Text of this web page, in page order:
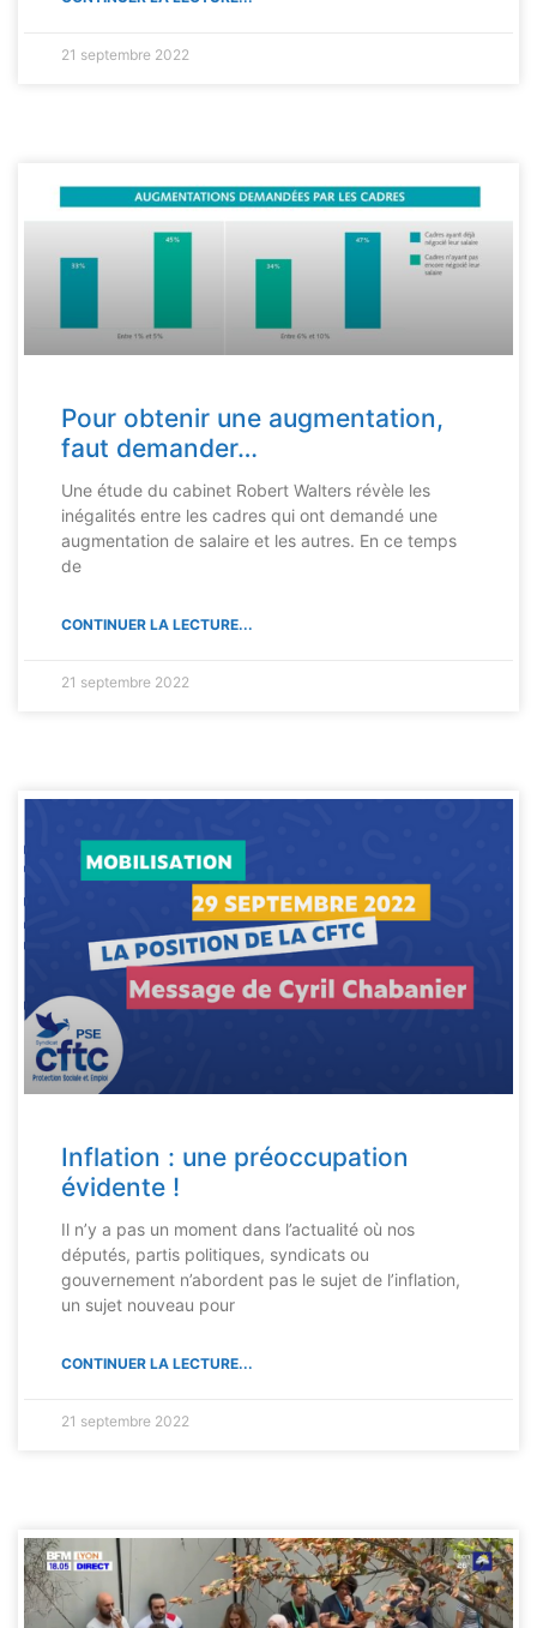
21 septembre 2022
Pour obtenir une augmentation,
faut demander…
Une étude du cabinet Robert Walters révèle les
inégalités entre les cadres qui ont demandé une
augmentation de salaire et les autres. En ce temps
de
CONTINUER LA LECTURE...
21 septembre 2022
Inflation : une préoccupation
évidente !
Il n’y a pas un moment dans l’actualité où nos
députés, partis politiques, syndicats ou
gouvernement n’abordent pas le sujet de l’inflation,
un sujet nouveau pour
CONTINUER LA LECTURE...
21 septembre 2022